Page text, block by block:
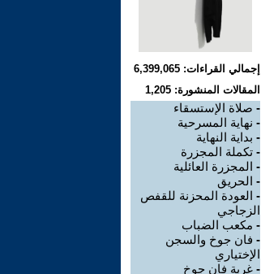
إجمالي القراءات: 6,399,065
المقالات المنشورة: 1,205
- صلاة الإستسقاء
- نهاية المسرحية
- بداية النهاية
- تكملة المجزرة
- المجزرة العائلية
- الحريق
- العودة المحزنة للقفص
الزجاجي
- مكعب الضباب
- فان جوخ والسجن
الإختياري
- غربة فان جوخ